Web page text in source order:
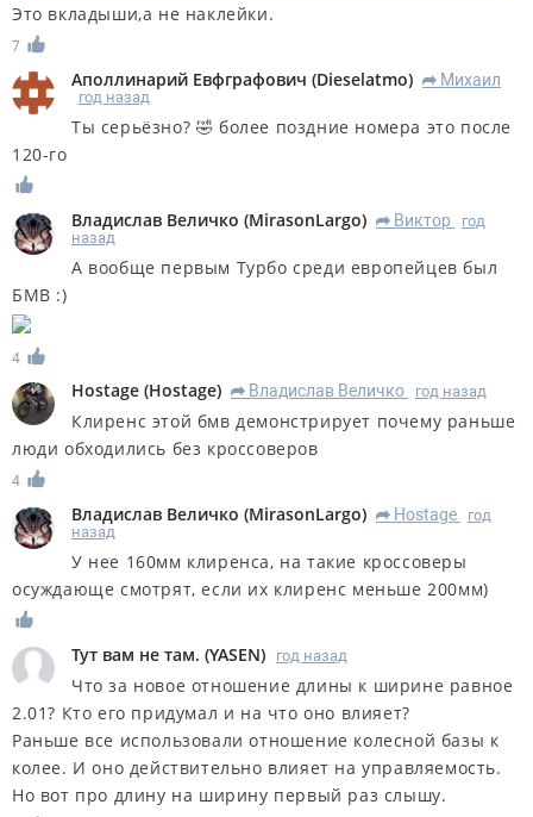
Это вкладыши,а не наклейки.
7
Аполлинарий Евфграфович (Dieselatmo) R Михаил
год назад
Ты серьёзно? 🤣 более поздние номера это после
120-го
Владислав Величко (MirasonLargo) R Виктор
год
назад
А вообще первым Турбо среди европейцев был
БМВ :)
4
Hostage (Hostage) R Владислав Величко год назад
Клиренс этой бмв демонстрирует почему раньше
люди обходились без кроссоверов
4
Владислав Величко (MirasonLargo) R Hostage
год
назад
У нее 160мм клиренса, на такие кроссоверы
осуждающе смотрят, если их клиренс меньше 200мм)
Тут вам не там. (YASEN) год назад
Что за новое отношение длины к ширине равное
2.01? Кто его придумал и на что оно влияет?
Раньше все использовали отношение колесной базы к
колее. И оно действительно влияет на управляемость.
Но вот про длину на ширину первый раз слышу.